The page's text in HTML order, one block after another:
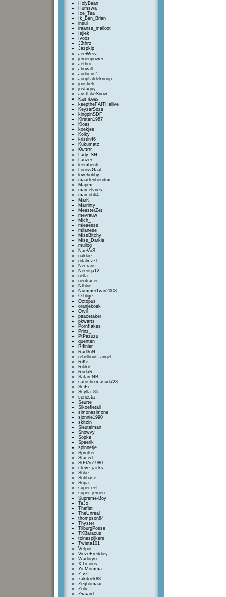
HolyBean
Humswa
Ice_Tea
Ik_Ben_Brian
insul
iraanse_malloot
Isjiek
Ivoos
J3thro
Jazpkip
JeeWeeJ
jeroenpower
Jethro-
Jhovall
Jodocus1
JoopUitdeknoop
joostieh
justaguy
JustLikeSnow
Kamikees
keeptheFAITHalive
KeyzerSoze
kingpinSDF
Kirsten1987
Kloes
koekjes
Kolky
kristin46
Kukumatz
Kwarts
Lady_SH
Lauzer
leemberdt
LouisvGaal
lovehobby
maartenhendrix
Mapex
marcelvries
marcoh64
MarK.
Marrinty
MeesterZet
mevrauw
Mich_
mieeesss
milanese
MissBitchy
Miss_Darkie
mullog
NaeVuS
nakkie
ndalmzzl
Necraos
Neeofja12
nella
neotracer
Nthliie
Nummer1van2008
O-blige
Octopus
oranjekoek
Orvil
peacetaker
pkwarts
PornfIakes
Prinz_
PtPazuzu
quenten
R4inier
Rad3oN
rebellious_angel
RiKe
Rikkrt
RodaR
Satan.NB
satoshixmasuda23
SciFi
Scylla_85
senesta
Seurte
Sikoefietall
simonesimone
sjonnie1990
skitzin
Sleutelman
Snowvy
Sopke
Speerik
spinnetje
Sprutter
Staced
StEfAn1980
steve_jacks
Stike
Subbase
Supa
super-eef
super_jeroen
Supreme-Boy
TeJo
Thefist
TheUnreal
thompson84
Thyster
TilburgPosse
TKBaracus
toinespijkers
Twista101
Vetpot
ViezeFreddiey
Wadoryu
X-Licious
Yo-Momma
Z.v.C
zakdoek88
Zeghomaar
Zulu
Zwaard